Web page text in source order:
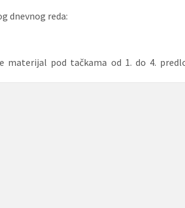
dnevnog reda:
materijal pod tačkama od 1. do 4.